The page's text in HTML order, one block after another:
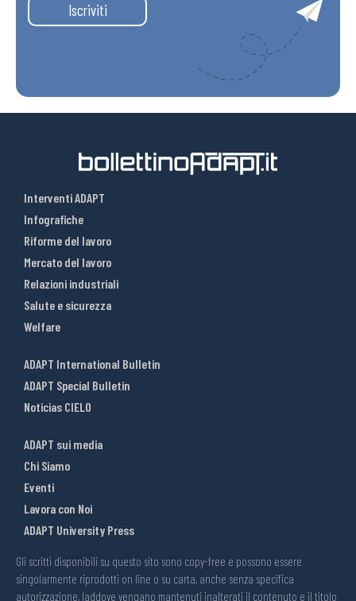
Iscriviti
Interventi ADAPT
Infografiche
Riforme del lavoro
Mercato del lavoro
Relazioni industriali
Salute e sicurezza
Welfare
ADAPT International Bulletin
ADAPT Special Bulletin
Noticias CIELO
ADAPT sui media
Chi Siamo
Eventi
Lavora con Noi
ADAPT University Press
Gli scritti disponibili su questo sito sono copy-free e possono essere
singolarmente riprodotti on line o su carta, anche senza specifica
autorizzazione, laddove vengano mantenuti inalterati il contenuto e il titolo